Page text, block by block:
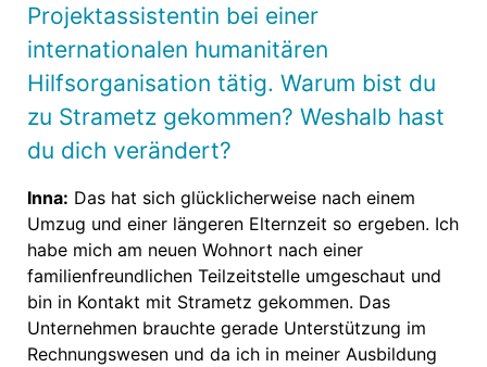
Projektassistentin bei einer
internationalen humanitären
Hilfsorganisation tätig. Warum bist du
zu Strametz gekommen? Weshalb hast
du dich verändert?
Inna: Das hat sich glücklicherweise nach einem
Umzug und einer längeren Elternzeit so ergeben. Ich
habe mich am neuen Wohnort nach einer
familienfreundlichen Teilzeitstelle umgeschaut und
bin in Kontakt mit Strametz gekommen. Das
Unternehmen brauchte gerade Unterstützung im
Rechnungswesen und da ich in meiner Ausbildung